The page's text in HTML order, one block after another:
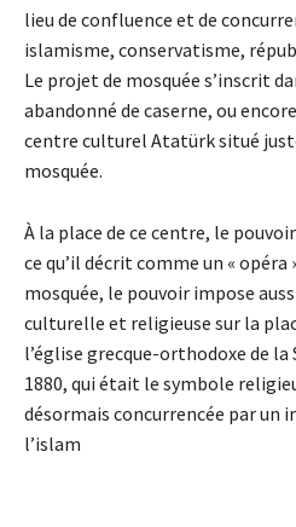
lieu de confluence et de
islamisme, conservatisme,
Le projet de mosquée s’inscrit
abandonné de caserne, ou
centre culturel Atatürk situé
mosquée.
À la place de ce centre, le
ce qu’il décrit comme un «
mosquée, le pouvoir impose
culturelle et religieuse sur la
l’église grecque-orthodoxe de
1880, qui était le symbole
désormais concurrencée par un
l’islam